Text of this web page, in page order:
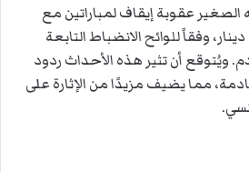
الصغير عقوبة إيقاف لمباراتين مع
تقدر بـ5 آلاف دينار، وفقاً للوائح الانضباط التابعة
ويُتوقع أن تثير هذه الأحداث ردود
مما يضيف مزيدًا من الإثارة على